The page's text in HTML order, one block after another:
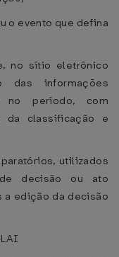
o evento que defina
no sítio eletrônico
das informações
no período, com
da classificação e
utilizados
decisão ou ato
a edição da decisão